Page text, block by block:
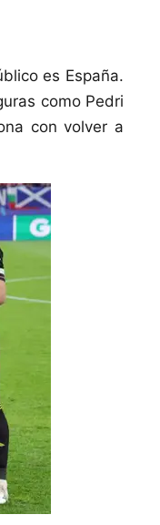
es España.
como Pedri
con volver a